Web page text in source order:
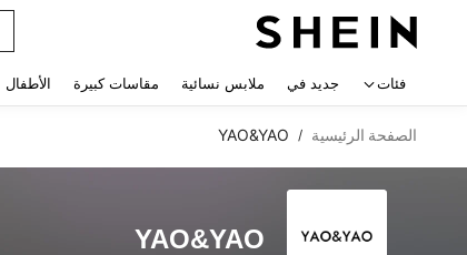
فئات جديد في ملابس نسائية مقاسات كبيرة الأطفال
الصفحة الرئيسية /
YAO&YAO
YAO&YAO